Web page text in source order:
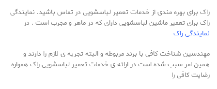
راک برای بهره مندی از خدمات تعمیر لباسشویی در تماس باشید. نمایندگی
راک برای تعمیر ماشین لباسشویی دارای که در ماهر و مجرب است . در
نمایندگی راک
مهندسین شناخت کافی با برند مربوطه و البته تجربه ی لازم را دارند و
همین امر سبب شده است در ارائه ی خدمات تعمیر لباسشویی راک همواره
رضایت کافی را